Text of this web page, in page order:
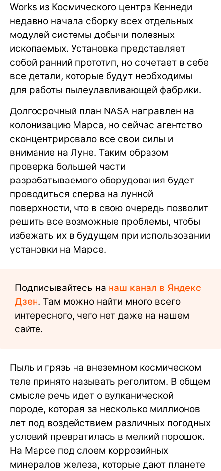
Works из Космического центра Кеннеди
недавно начала сборку всех отдельных
модулей системы добычи полезных
ископаемых. Установка представляет
собой ранний прототип, но сочетает в себе
все детали, которые будут необходимы
для работы пылеулавливающей фабрики.
Долгосрочный план NASA направлен на
колонизацию Марса, но сейчас агентство
сконцентрировало все свои силы и
внимание на Луне. Таким образом
проверка большей части
разрабатываемого оборудования будет
проводиться сперва на лунной
поверхности, что в свою очередь позволит
решить все возможные проблемы, чтобы
избежать их в будущем при использовании
установки на Марсе.
Подписывайтесь на наш канал в Яндекс
Дзен. Там можно найти много всего
интересного, чего нет даже на нашем
сайте.
Пыль и грязь на внеземном космическом
теле принято называть реголитом. В общем
смысле речь идет о вулканической
породе, которая за несколько миллионов
лет под воздействием различных погодных
условий превратилась в мелкий порошок.
На Марсе под слоем коррозийных
минералов железа, которые дают планете